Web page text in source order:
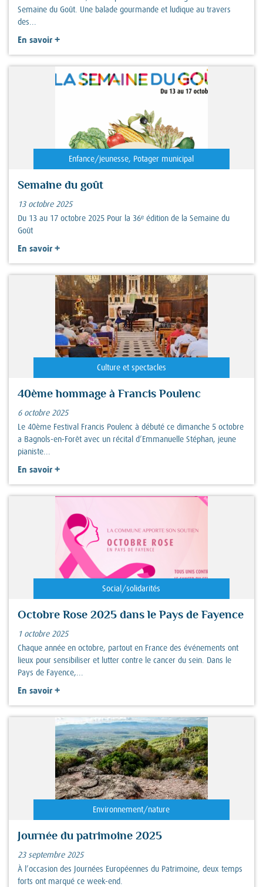
Semaine du Goût. Une balade gourmande et ludique au travers
des...
En savoir +
Enfance/jeunesse, Potager municipal
Semaine du goût
13 octobre 2025
Du 13 au 17 octobre 2025 Pour la 36ᵉ édition de la Semaine du
Goût
En savoir +
Culture et spectacles
40ème hommage à Francis Poulenc
6 octobre 2025
Le 40ème Festival Francis Poulenc à débuté ce dimanche 5 octobre
a Bagnols-en-Forêt avec un récital d’Emmanuelle Stéphan, jeune
pianiste...
En savoir +
Social/solidarités
Octobre Rose 2025 dans le Pays de Fayence
1 octobre 2025
Chaque année en octobre, partout en France des événements ont
lieux pour sensibiliser et lutter contre le cancer du sein. Dans le
Pays de Fayence,...
En savoir +
Environnement/nature
Journée du patrimoine 2025
23 septembre 2025
À l’occasion des Journées Européennes du Patrimoine, deux temps
forts ont marqué ce week-end.